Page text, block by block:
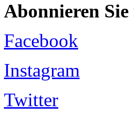
Abonnieren Sie
Facebook
Instagram
Twitter